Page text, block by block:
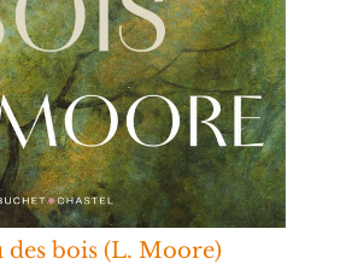
des bois (L. Moore)